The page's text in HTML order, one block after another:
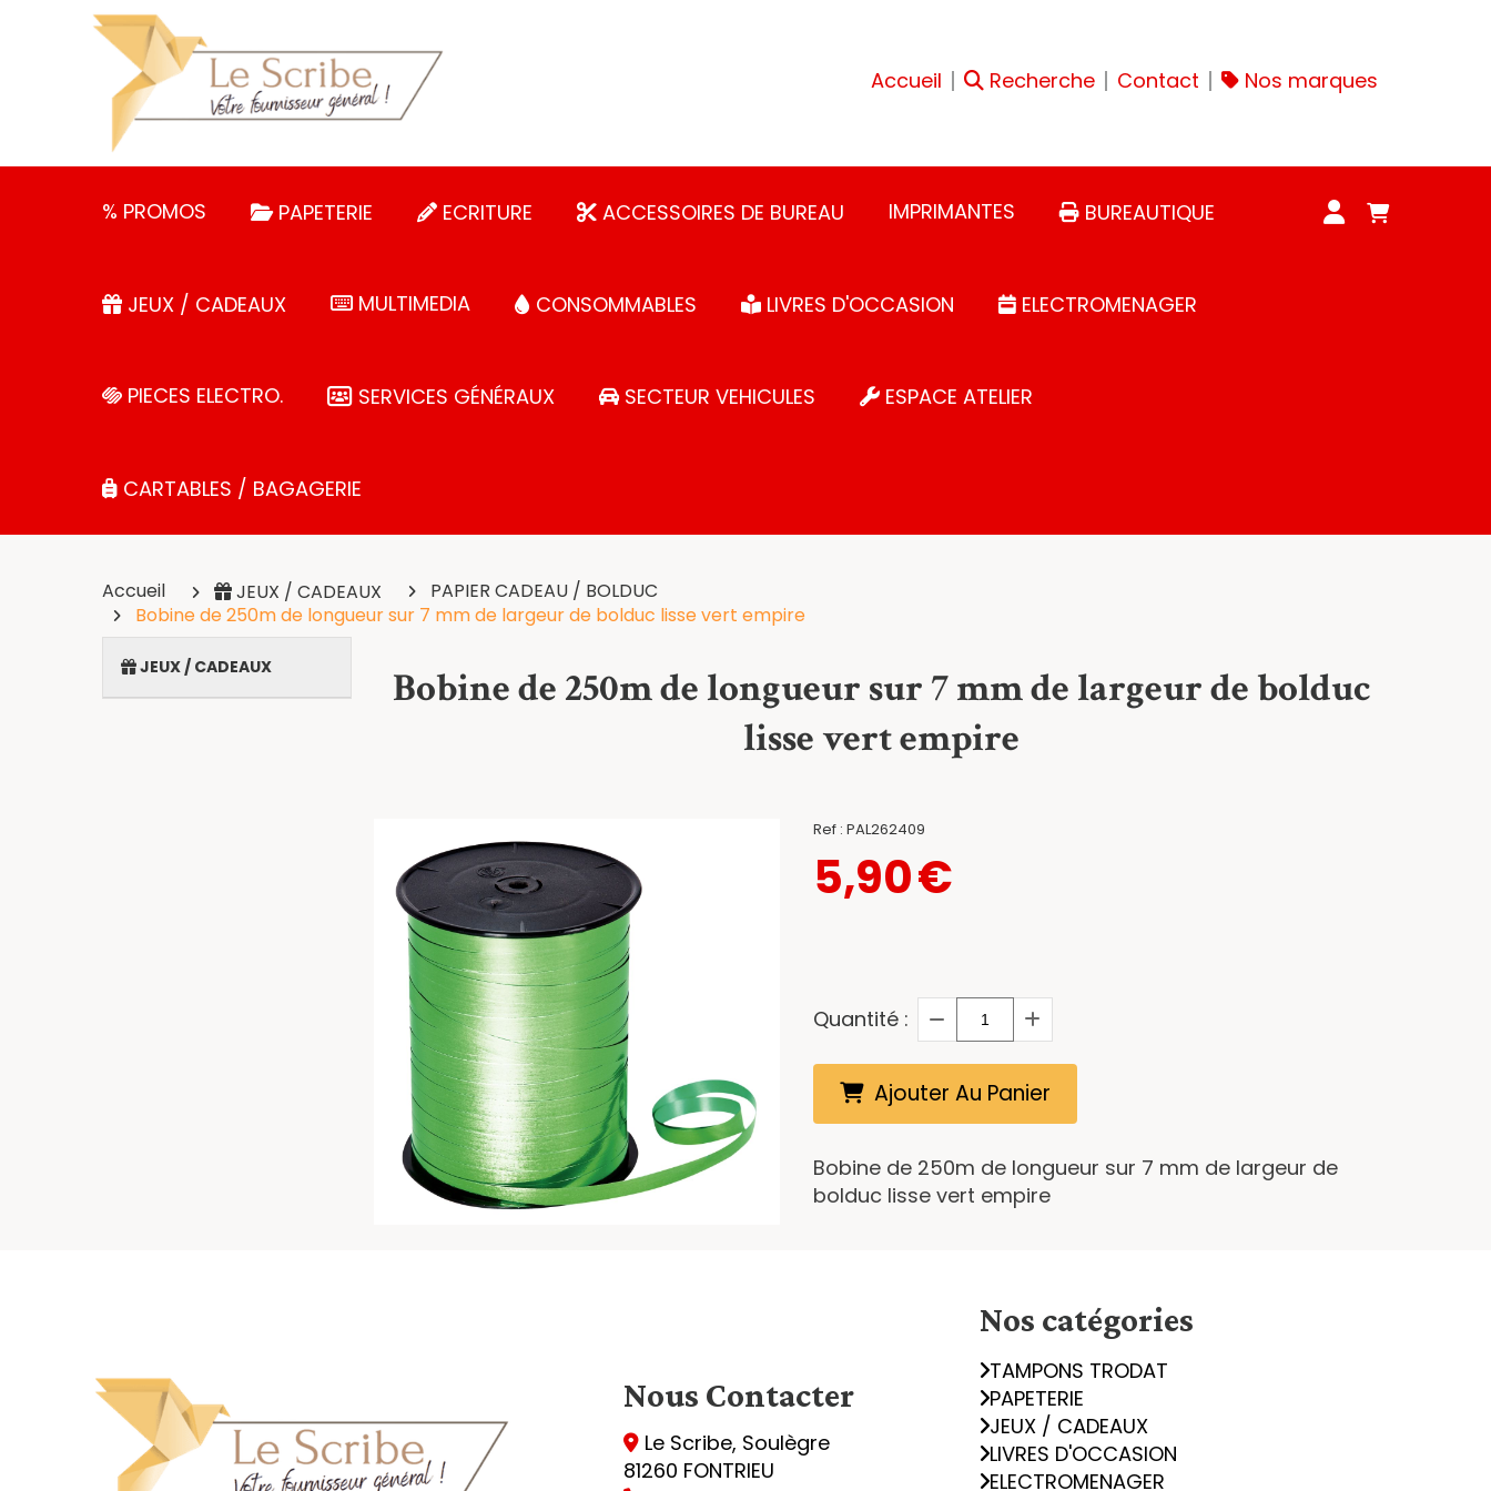
Accueil Recherche Contact Nos marques
% PROMOS PAPETERIE ECRITURE ACCESSOIRES DE BUREAU IMPRIMANTES BUREAUTIQUE
JEUX / CADEAUX MULTIMEDIA CONSOMMABLES LIVRES D'OCCASION ELECTROMENAGER
PIECES ELECTRO. SERVICES GÉNÉRAUX SECTEUR VEHICULES ESPACE ATELIER
CARTABLES / BAGAGERIE
JEUX / CADEAUX
Accueil JEUX / CADEAUX
PAPIER CADEAU / BOLDUC
Bobine de 250m de longueur sur 7 mm de largeur de bolduc lisse vert empire
Bobine de 250m de longueur sur 7 mm de largeur de bolduc
lisse vert empire
Ref : PAL262409
5,90€
Quantité :
Ajouter Au Panier
Bobine de 250m de longueur sur 7 mm de largeur de
bolduc lisse vert empire
Nous Contacter
 Le Scribe, Soulègre
81260 FONTRIEU
Nos catégories
TAMPONS TRODAT
PAPETERIE
JEUX / CADEAUX
LIVRES D'OCCASION
ELECTROMENAGER